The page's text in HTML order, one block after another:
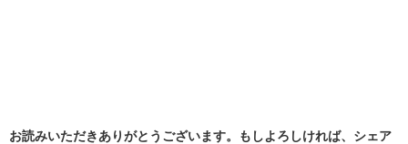
お読みいただきありがとうございます。もしよろしければ、シェア